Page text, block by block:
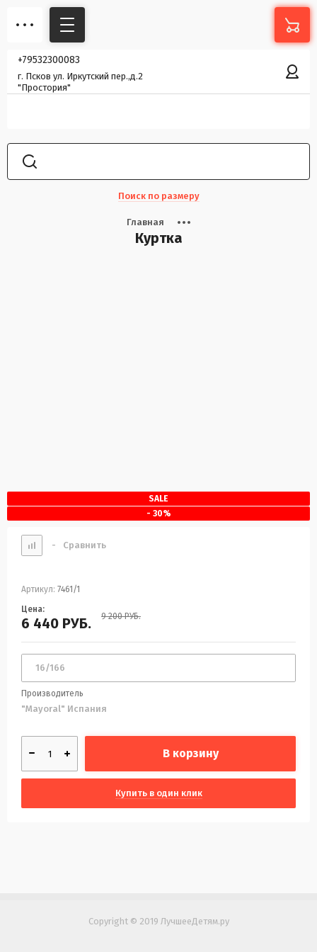
+79532300083
г. Псков ул. Иркутский пер.,д.2
"Простория"
Поиск по размеру
Главная
Куртка
SALE
- 30%
- Сравнить
Артикул: 7461/1
Цена:
6 440 РУБ. 9 200РУБ.
Производитель
"Mayoral" Испания
В корзину
Купить в один клик
Copyright © 2019 ЛучшееДетям.ру